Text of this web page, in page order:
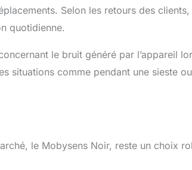
Selon les retours des
quotidienne.
le bruit généré par l’appareil
situations comme pendant une sieste
le Mobysens Noir, reste un choix